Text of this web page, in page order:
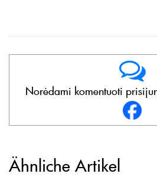
Norėdami komentuoti
Ähnliche Artikel